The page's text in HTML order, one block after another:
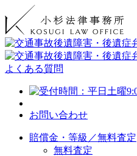
よくある質問
お問い合わせ
賠償金・等級／無料査定
無料査定